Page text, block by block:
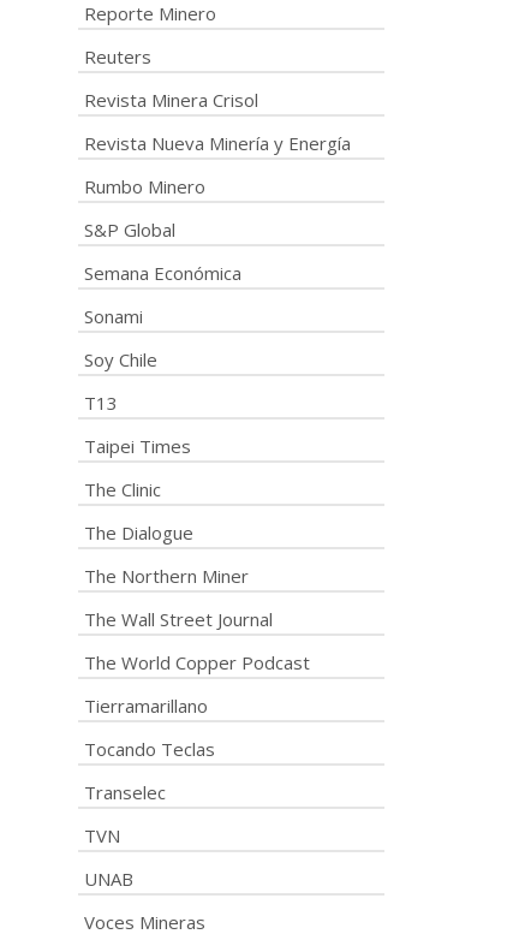
Reporte Minero
Reuters
Revista Minera Crisol
Revista Nueva Minería y Energía
Rumbo Minero
S&P Global
Semana Económica
Sonami
Soy Chile
T13
Taipei Times
The Clinic
The Dialogue
The Northern Miner
The Wall Street Journal
The World Copper Podcast
Tierramarillano
Tocando Teclas
Transelec
TVN
UNAB
Voces Mineras